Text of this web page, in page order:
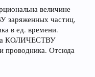
величине
заряженных частиц,
в ед. времени.
КОЛИЧЕСТВУ
проводника. Отсюда